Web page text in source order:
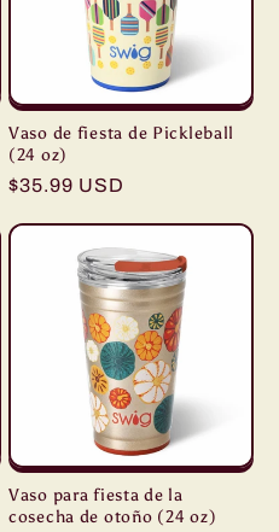
Vaso de fiesta de Pickleball
(24 oz)
Precio
$35.99 USD
Vaso para fiesta de la
cosecha de otoño (24 oz)